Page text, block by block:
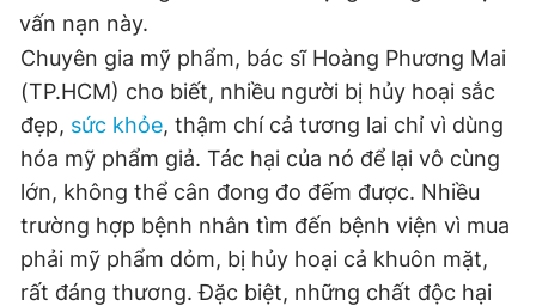
vấn nạn này.
Chuyên gia mỹ phẩm, bác sĩ Hoàng Phương Mai
(TP.HCM) cho biết, nhiều người bị hủy hoại sắc
đẹp, sức khỏe, thậm chí cả tương lai chỉ vì dùng
hóa mỹ phẩm giả. Tác hại của nó để lại vô cùng
lớn, không thể cân đong đo đếm được. Nhiều
trường hợp bệnh nhân tìm đến bệnh viện vì mua
phải mỹ phẩm dỏm, bị hủy hoại cả khuôn mặt,
rất đáng thương. Đặc biệt, những chất độc hại